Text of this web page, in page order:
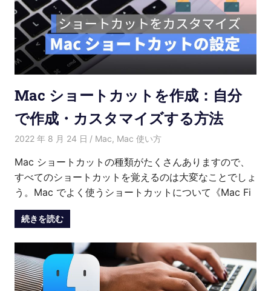
Mac ショートカットを作成：自分
で作成・カスタマイズする方法
2022 年 8 月 24 日 Kenny
Mac, Mac 使い方
Mac ショートカットの種類がたくさんありますので、
すべてのショートカットを覚えるのは大変なことでしょ
う。Mac でよく使うショートカットについて《Mac Fi
続きを読む